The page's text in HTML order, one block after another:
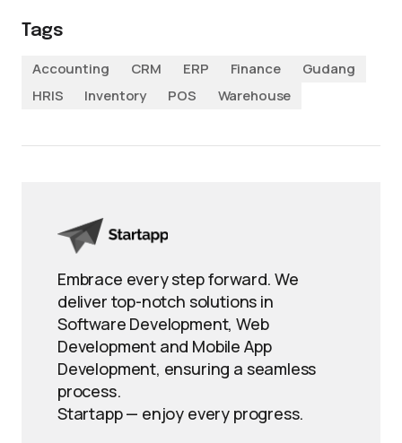
Tags
Accounting
CRM ERP Finance
Gudang
HRIS
Inventory POS Warehouse
Embrace every step forward. We
deliver top-notch solutions in
Software Development, Web
Development and Mobile App
Development, ensuring a seamless
process.
Startapp — enjoy every progress.